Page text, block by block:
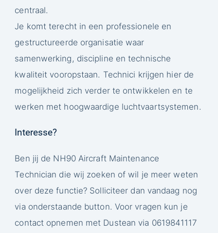
centraal.
Je komt terecht in een professionele en
gestructureerde organisatie waar
samenwerking, discipline en technische
kwaliteit vooropstaan. Technici krijgen hier de
mogelijkheid zich verder te ontwikkelen en te
werken met hoogwaardige luchtvaartsystemen.
Interesse?
Ben jij de NH90 Aircraft Maintenance
Technician die wij zoeken of wil je meer weten
over deze functie? Solliciteer dan vandaag nog
via onderstaande button. Voor vragen kun je
contact opnemen met Dustean via 0619841117